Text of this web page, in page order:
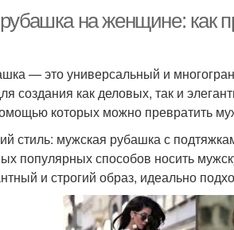
на женщине: как
— это универсальный и
создания как деловых, так и
которых можно превратить
стиль: мужская рубашка с
популярных способов носить
и строгий образ, идеально